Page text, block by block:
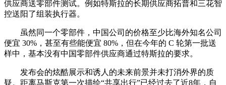
供应商送零部件测试。例如特斯拉的长期供应商拓普和三花智
控送阳了组装执行器。
虽然同一个零部件，中国公司的价格至少比海外知名公司
便宜 30%，甚至有些能便宜 80%，但在今年的 C 轮第一批送
样中，基本没有中国零部件供应商通过特斯拉的要求。
发布会的炫酷展示和诱人的未来前景并未打消外界的质
疑。距离马斯克第一次描绘“共享出行”已经过去了近8年，自